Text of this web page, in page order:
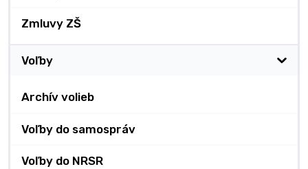
Zmluvy ZŠ
Voľby
Archív volieb
Voľby do samospráv
Voľby do NRSR